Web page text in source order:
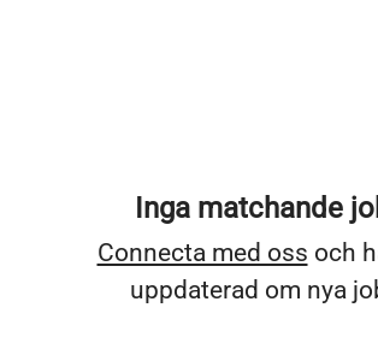
Inga matchande
Connecta med oss och
uppdaterad om nya